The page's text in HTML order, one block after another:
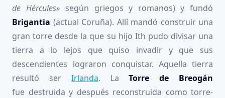
de Hércules» según griegos y romanos) y fundó
Brigantia (actual Coruña). Allí mandó construir una
gran torre desde la que su hijo Ith pudo divisar una
tierra a lo lejos que quiso invadir y que sus
descendientes lograron conquistar. Aquella tierra
resultó ser Irlanda. LaTorre de Breogán
fue destruida y después reconstruida como torre-